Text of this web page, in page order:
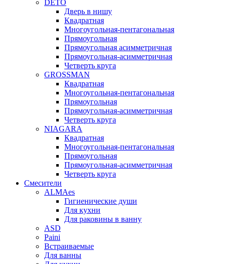
DETO
Дверь в нишу
Квадратная
Многоугольная-пентагональная
Прямоугольная
Прямоугольная асимметричная
Прямоугольная-асимметричная
Четверть круга
GROSSMAN
Квадратная
Многоугольная-пентагональная
Прямоугольная
Прямоугольная-асимметричная
Четверть круга
NIAGARA
Квадратная
Многоугольная-пентагональная
Прямоугольная
Прямоугольная-асимметричная
Четверть круга
Смесители
ALMAes
Гигиенические души
Для кухни
Для раковины в ванну
ASD
Paini
Встраиваемые
Для ванны